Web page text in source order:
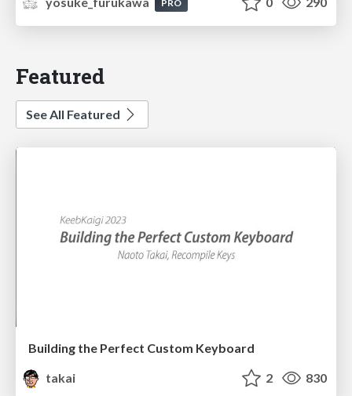
PRO
Featured
See All Featured
Building the Perfect Custom Keyboard
takai
2 830